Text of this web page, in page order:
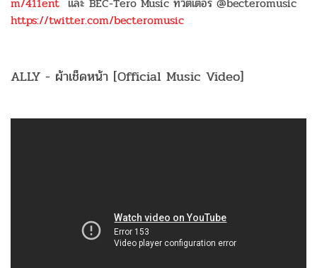
https://twitter.com/becteromusic
ALLY - ผ้าเช็ดหน้า [Official Music Video]